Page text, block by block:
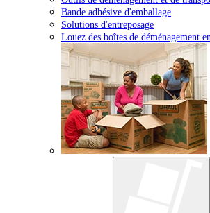
Bande adhésive d'emballage
Solutions d'entreposage
Louez des boîtes de déménagement